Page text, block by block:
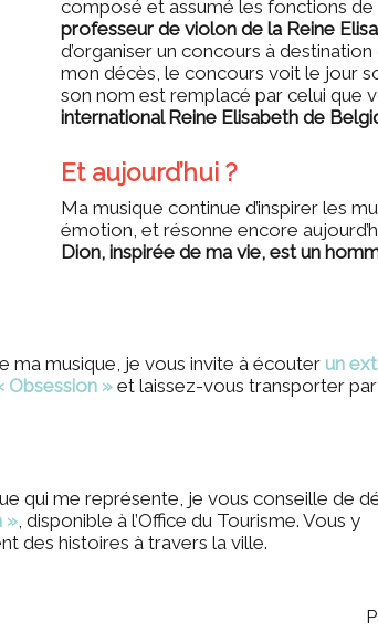
composé et assumé les fonctions
professeur de violon de la Reine
d’organiser un concours à
mon décès, le concours voit le jour
son nom est remplacé par celui que
international Reine Elisabeth de
Et aujourd’hui ?
Ma musique continue d’inspirer les
émotion, et résonne encore
Dion, inspirée de ma vie, est un
ma musique, je vous invite à écouter un
Obsession »et laissez-vous transporter
qui me représente, je vous conseille de
», disponible à l’Office du Tourisme. Vous y
des histoires à travers la ville.